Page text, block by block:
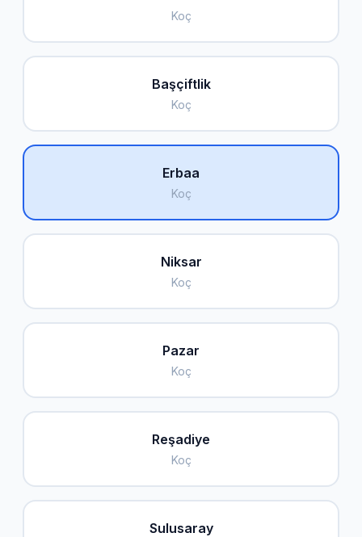
Koç
Başçiftlik
Koç
Erbaa
Koç
Niksar
Koç
Pazar
Koç
Reşadiye
Koç
Sulusaray